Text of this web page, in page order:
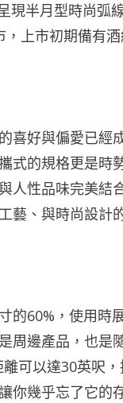
現半月型時尚弧
上市初期備有
喜好與偏愛已經
式的規格更是時
人性品味完美結
藝、與時尚設計
的60%，使用時
周邊產品，也是
可以達30英呎
你幾乎忘了它的